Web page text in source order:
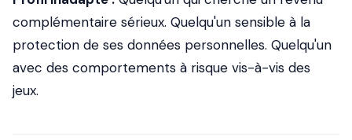
complémentaire sérieux. Quelqu'un sensible à la
protection de ses données personnelles. Quelqu'un
avec des comportements à risque vis-à-vis des
jeux.